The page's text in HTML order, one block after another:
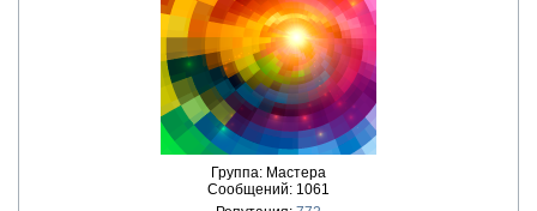
Группа: Мастера
Сообщений: 1061